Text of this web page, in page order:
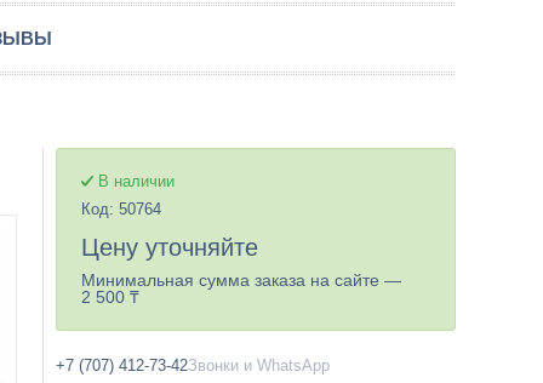
В наличии
Код: 50764
Цену уточняйте
Минимальная сумма заказа на сайте —
2 500 ₸
+7 (707) 412-73-42Звонки и WhatsApp